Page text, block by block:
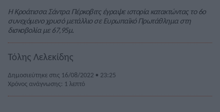
Η Κροάτισσα Σάντρα Πέρκοβιτς έγραψε ιστορία κατακτώντας το 6ο
συνεχόμενο χρυσό μετάλλιο σε Ευρωπαϊκό Πρωτάθλημα στη
δισκοβολία με 67,95μ.
Τόλης Λελεκίδης
Δημοσιεύτηκε στις 16/08/2022 • 23:25
Χρόνος ανάγνωσης: 1 λεπτό